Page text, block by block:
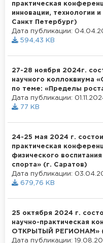
практическая
инновации, технологии
Санкт Петербург)
Дата публикации:
594,43 KB
27-28 ноября 2024г.
научного коллоквиума
по теме: «Пределы
Дата публикации:
77 KB
24-25 мая 2024 г.
практическая
физического
спорта» (г. Саратов)
Дата публикации:
679,76 KB
25 октября 2024 г.
научно-практическая
ОТКРЫТЫЙ РЕГИОНАМ»
Дата публикации: